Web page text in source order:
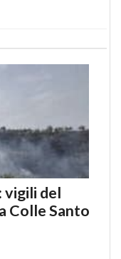
vigili del
Colle Santo